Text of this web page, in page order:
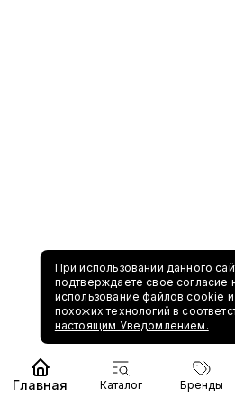
При использовании данного
подтверждаете свое согласие
использование файлов cookie и
похожих технологий в
настоящим Уведомлением.
Главная Каталог Бренды